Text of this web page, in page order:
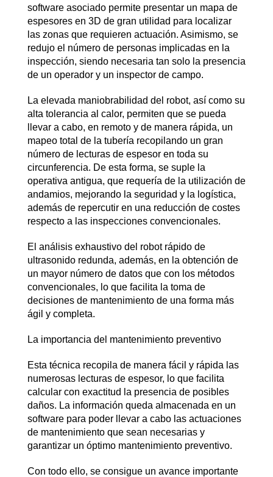
software asociado permite presentar un mapa de
espesores en 3D de gran utilidad para localizar
las zonas que requieren actuación. Asimismo, se
redujo el número de personas implicadas en la
inspección, siendo necesaria tan solo la presencia
de un operador y un inspector de campo.
La elevada maniobrabilidad del robot, así como su
alta tolerancia al calor, permiten que se pueda
llevar a cabo, en remoto y de manera rápida, un
mapeo total de la tubería recopilando un gran
número de lecturas de espesor en toda su
circunferencia. De esta forma, se suple la
operativa antigua, que requería de la utilización de
andamios, mejorando la seguridad y la logística,
además de repercutir en una reducción de costes
respecto a las inspecciones convencionales.
El análisis exhaustivo del robot rápido de
ultrasonido redunda, además, en la obtención de
un mayor número de datos que con los métodos
convencionales, lo que facilita la toma de
decisiones de mantenimiento de una forma más
ágil y completa.
La importancia del mantenimiento preventivo
Esta técnica recopila de manera fácil y rápida las
numerosas lecturas de espesor, lo que facilita
calcular con exactitud la presencia de posibles
daños. La información queda almacenada en un
software para poder llevar a cabo las actuaciones
de mantenimiento que sean necesarias y
garantizar un óptimo mantenimiento preventivo.
Con todo ello, se consigue un avance importante